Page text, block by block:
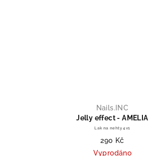
Nails.INC
Jelly effect - AMELIA
Lak na nehty 4v1
290 Kč
Vyprodáno